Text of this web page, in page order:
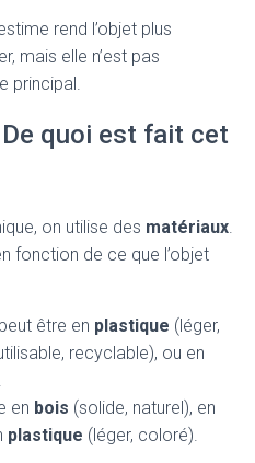
rend l’objet plus
mais elle n’est pas
principal.
quoi est fait cet
on utilise des matériaux.
fonction de ce que l’objet
être en plastique (léger,
recyclable), ou en
en bois (solide, naturel), en
plastique (léger, coloré).